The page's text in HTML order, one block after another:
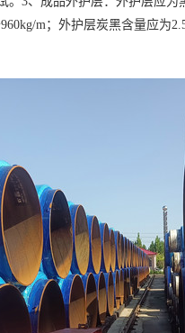
m；外护层炭黑含量应为